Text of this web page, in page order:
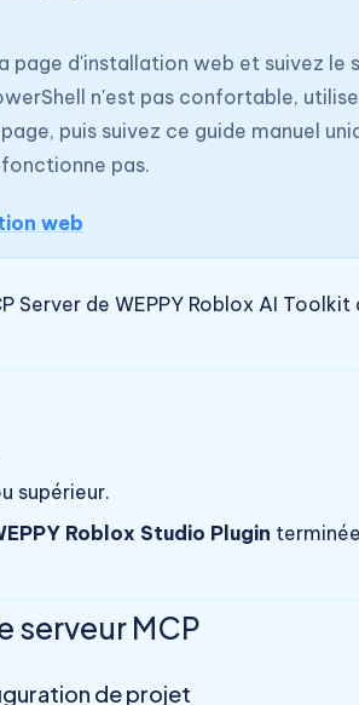
page d'installation web et suivez le
n'est pas confortable,
puis suivez ce guide manuel
pas.
web
Server de WEPPY Roblox AI
supérieur.
Roblox Studio Plugin
serveur MCP
de projet